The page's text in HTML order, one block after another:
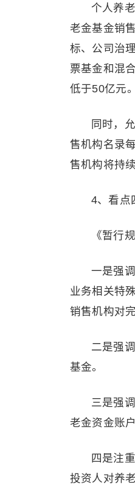
个人养
老金基金销
标、公司治
票基金和混
低于50亿元。
同时，
售机构名录
售机构将持
4、看点
《暂行
一是强
业务相关特
销售机构对
二是强
基金。
三是强
老金资金账户
四是注
投资人对养